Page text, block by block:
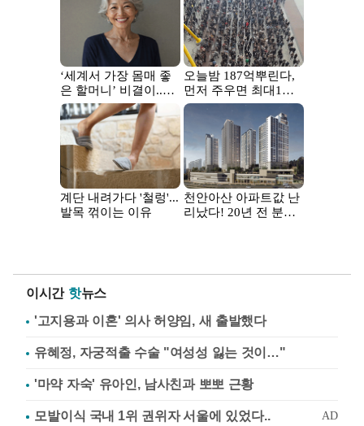
이시간 핫뉴스
'고지용과 이혼' 의사 허양임, 새 출발했다
유혜정, 자궁적출 수술 "여성성 잃는 것이…"
'마약 자숙' 유아인, 남사친과 뽀뽀 근황